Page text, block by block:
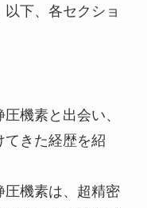
下、各セクショ
機素と出会い、
てきた経歴を紹
圧機素は、超精密